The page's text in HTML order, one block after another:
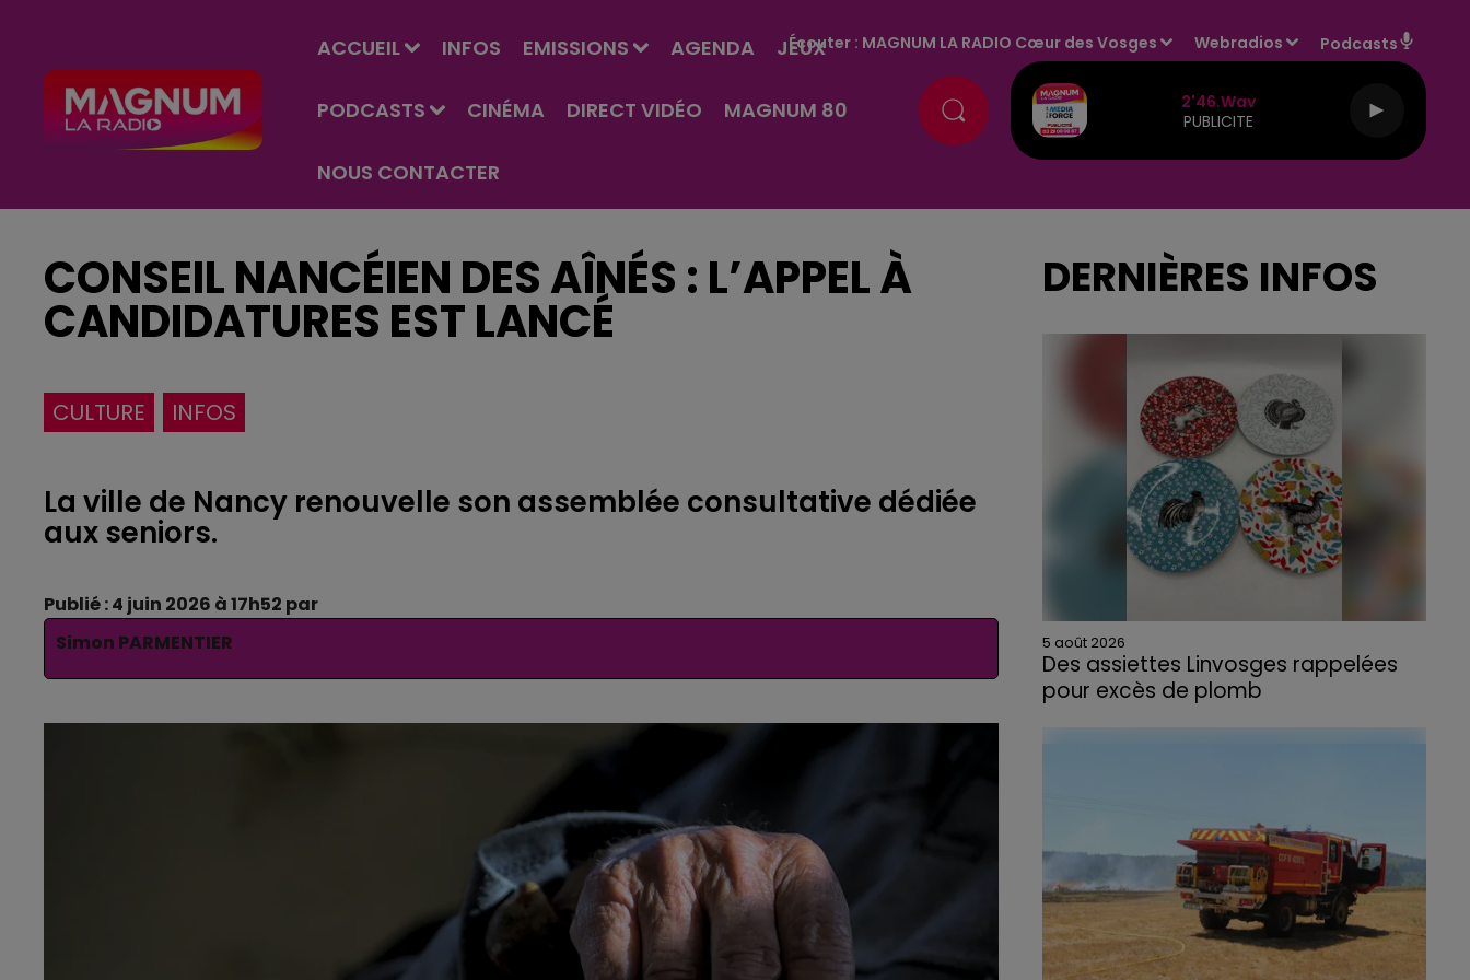
ACCUEIL INFOS EMISSIONS AGENDA JEUX
PODCASTS CINÉMA DIRECT VIDÉO MAGNUM 80
NOUS CONTACTER
Écouter : MAGNUM LA RADIO Cœur des Vosges Webradios Podcasts
2'46.wav
PUBLICITE
CONSEIL NANCÉIEN DES AÎNÉS : L’APPEL À
CANDIDATURES EST LANCÉ
CULTURE INFOS
La ville de Nancy renouvelle son assemblée consultative dédiée
aux seniors.
Publié : 4 juin 2026 à 17h52 par
Simon PARMENTIER
DERNIÈRES INFOS
5 août 2026
Des assiettes Linvosges rappelées
pour excès de plomb